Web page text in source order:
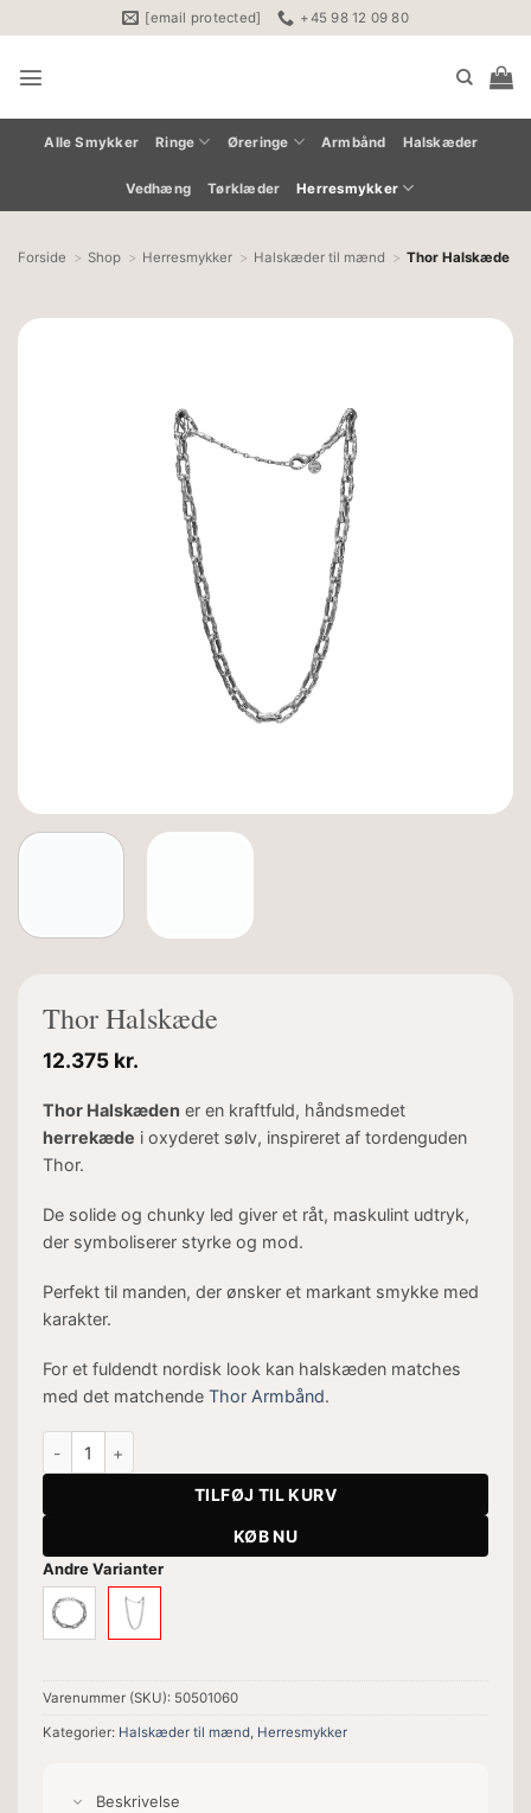
til
indhold
[email protected] +45 98 12 09 80
Alle Smykker Ringe Øreringe Armbånd Halskæder
Vedhæng Tørklæder Herresmykker
Forside Shop Herresmykker Halskæder til mænd Thor Halskæde
Thor Halskæde
12.375 kr.
Thor Halskæden er en kraftfuld, håndsmedet
herrekæde i oxyderet sølv, inspireret af tordenguden
Thor.
De solide og chunky led giver et råt, maskulint udtryk,
der symboliserer styrke og mod.
Perfekt til manden, der ønsker et markant smykke med
karakter.
For et fuldendt nordisk look kan halskæden matches
med det matchende Thor Armbånd.
Thor Halskæde antal
TILFØJ TIL KURV
KØB NU
Andre Varianter
Varenummer (SKU): 50501060
Kategorier: Halskæder til mænd, Herresmykker
Beskrivelse